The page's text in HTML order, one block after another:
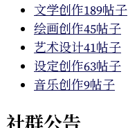
文学创作189帖子
绘画创作45帖子
艺术设计41帖子
设定创作63帖子
音乐创作9帖子